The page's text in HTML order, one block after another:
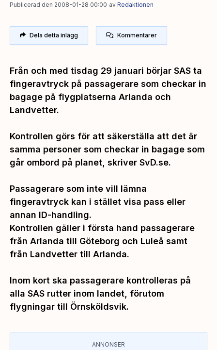
Publicerad den 2008-01-28 00:00 av Redaktionen
Dela detta inlägg Kommentarer
Från och med tisdag 29 januari börjar SAS ta
fingeravtryck på passagerare som checkar in
bagage på flygplatserna Arlanda och
Landvetter.
Kontrollen görs för att säkerställa att det är
samma personer som checkar in bagage som
går ombord på planet, skriver SvD.se.
Passagerare som inte vill lämna
fingeravtryck kan i stället visa pass eller
annan ID-handling.
Kontrollen gäller i första hand passagerare
från Arlanda till Göteborg och Luleå samt
från Landvetter till Arlanda.
Inom kort ska passagerare kontrolleras på
alla SAS rutter inom landet, förutom
flygningar till Örnsköldsvik.
ANNONSER